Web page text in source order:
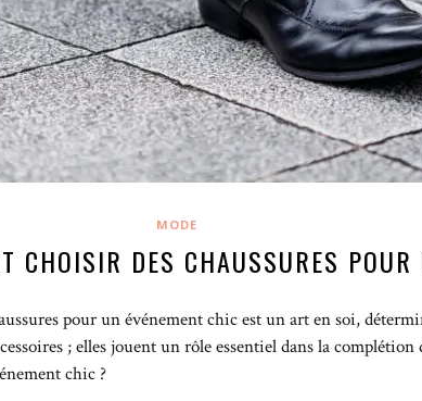
MODE
CHOISIR DES CHAUSSURES
pour un événement chic est un art en soi,
; elles jouent un rôle essentiel dans la
chic ?